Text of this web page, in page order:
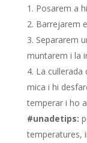
Posarem a
Barrejarem
Separarem
muntarem i la
La cullerada
mica i hi
temperar i ho
#unadetips:
temperatures,